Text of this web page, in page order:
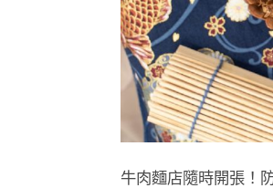
牛肉麵店隨時開張！